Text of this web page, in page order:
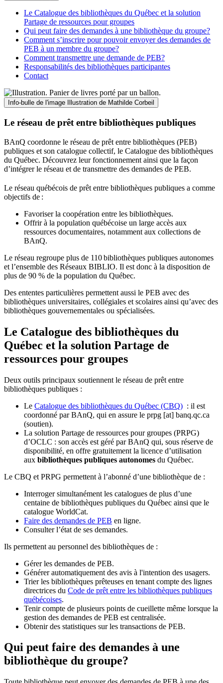
Le Catalogue des bibliothèques du Québec et la solution
Partage de ressources pour groupes
Qui peut faire des demandes à une bibliothèque du groupe?
Comment s’inscrire pour pouvoir envoyer des demandes de
PEB à un membre du groupe?
Comment transmettre une demande de PEB?
Responsabilités des bibliothèques participantes
Contact
Info-bulle de l'image Illustration de Mathilde Corbeil
Le réseau de prêt entre bibliothèques publiques
BAnQ coordonne le réseau de prêt entre bibliothèques (PEB)
publiques et son catalogue collectif, le Catalogue des bibliothèques
du Québec. Découvrez leur fonctionnement ainsi que la façon
d’intégrer le réseau et de transmettre des demandes de PEB.
Le réseau québécois de prêt entre bibliothèques publiques a comme
objectifs de :
Favoriser la coopération entre les bibliothèques.
Offrir à la population québécoise un large accès aux
ressources documentaires, notamment aux collections de
BAnQ.
Le réseau regroupe plus de 110bibliothèques publiques autonomes
et l’ensemble des Réseaux BIBLIO. Il est donc à la disposition de
plus de 90 % de la population du Québec.
Des ententes particulières permettent aussi le PEB avec des
bibliothèques universitaires, collégiales et scolaires ainsi qu’avec des
bibliothèques gouvernementales ou spécialisées.
Le Catalogue des bibliothèques du
Québec et la solution Partage de
ressources pour groupes
Deux outils principaux soutiennent le réseau de prêt entre
bibliothèques publiques :
Le Catalogue des bibliothèques du Québec (CBQ) : il est
coordonné par BAnQ, qui en assure le prpg [at] banq.qc.ca
(soutien).
La solution Partage de ressources pour groupes (PRPG)
d’OCLC : son accès est géré par BAnQ qui, sous réserve de
disponibilité, en offre gratuitement la licence d’utilisation
aux bibliothèques publiques autonomes du Québec.
Le CBQ et PRPG permettent à l’abonné d’une bibliothèque de :
Interroger simultanément les catalogues de plus d’une
centaine de bibliothèques publiques du Québec ainsi que le
catalogue WorldCat.
Faire des demandes de PEB en ligne.
Consulter l’état de ses demandes.
Ils permettent au personnel des bibliothèques de :
Gérer les demandes de PEB.
Générer automatiquement des avis à l'intention des usagers.
Trier les bibliothèques prêteuses en tenant compte des lignes
directrices du Code de prêt entre les bibliothèques publiques
québécoises.
Tenir compte de plusieurs points de cueillette même lorsque la
gestion des demandes de PEB est centralisée.
Obtenir des statistiques sur les transactions de PEB.
Qui peut faire des demandes à une
bibliothèque du groupe?